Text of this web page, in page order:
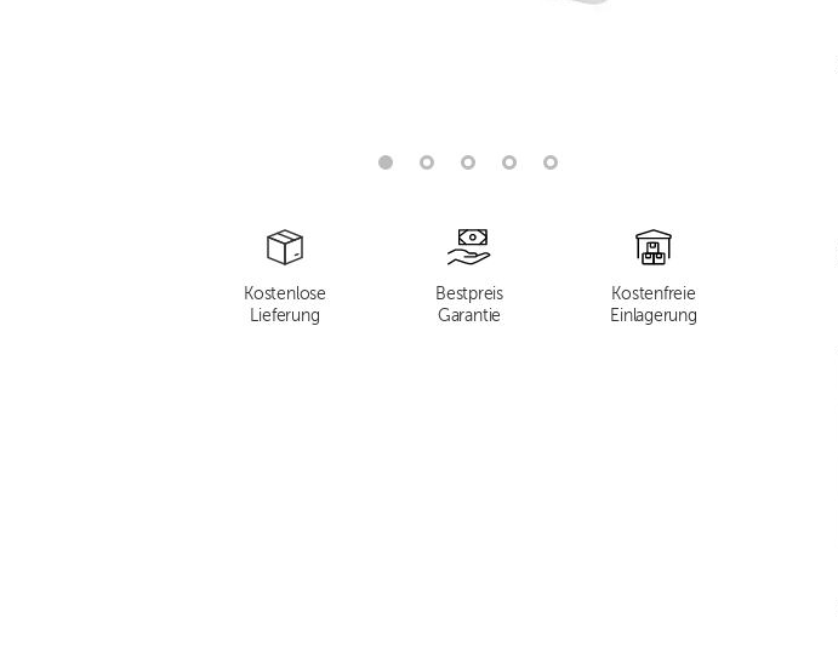
Kostenlose
Lieferung
Bestpreis
Garantie
Kostenfreie
Einlagerung